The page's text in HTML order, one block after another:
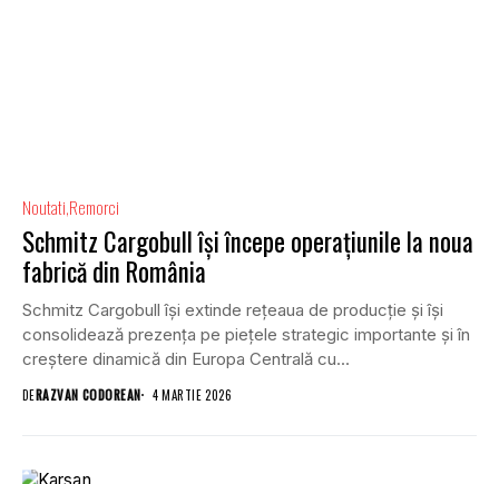
Noutati Remorci
Schmitz Cargobull își începe operațiunile la noua
fabrică din România
Schmitz Cargobull își extinde rețeaua de producție și își
consolidează prezența pe piețele strategic importante și în
creștere dinamică din Europa Centrală cu...
DERAZVAN CODOREAN 4 MARTIE 2026